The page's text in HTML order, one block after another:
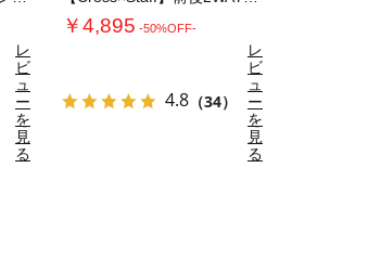
レ
ビ
ュ
ー
を
見
る
￥4,895 -50%OFF-
4.8 （34）
レ
ビ
ュ
ー
を
見
る